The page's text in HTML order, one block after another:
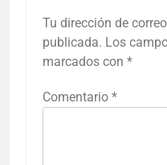
Tu dirección de
publicada. Los
marcados con *
Comentario *